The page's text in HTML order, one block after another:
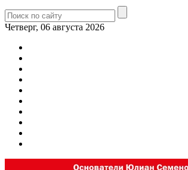
Четверг, 06 августа 2026